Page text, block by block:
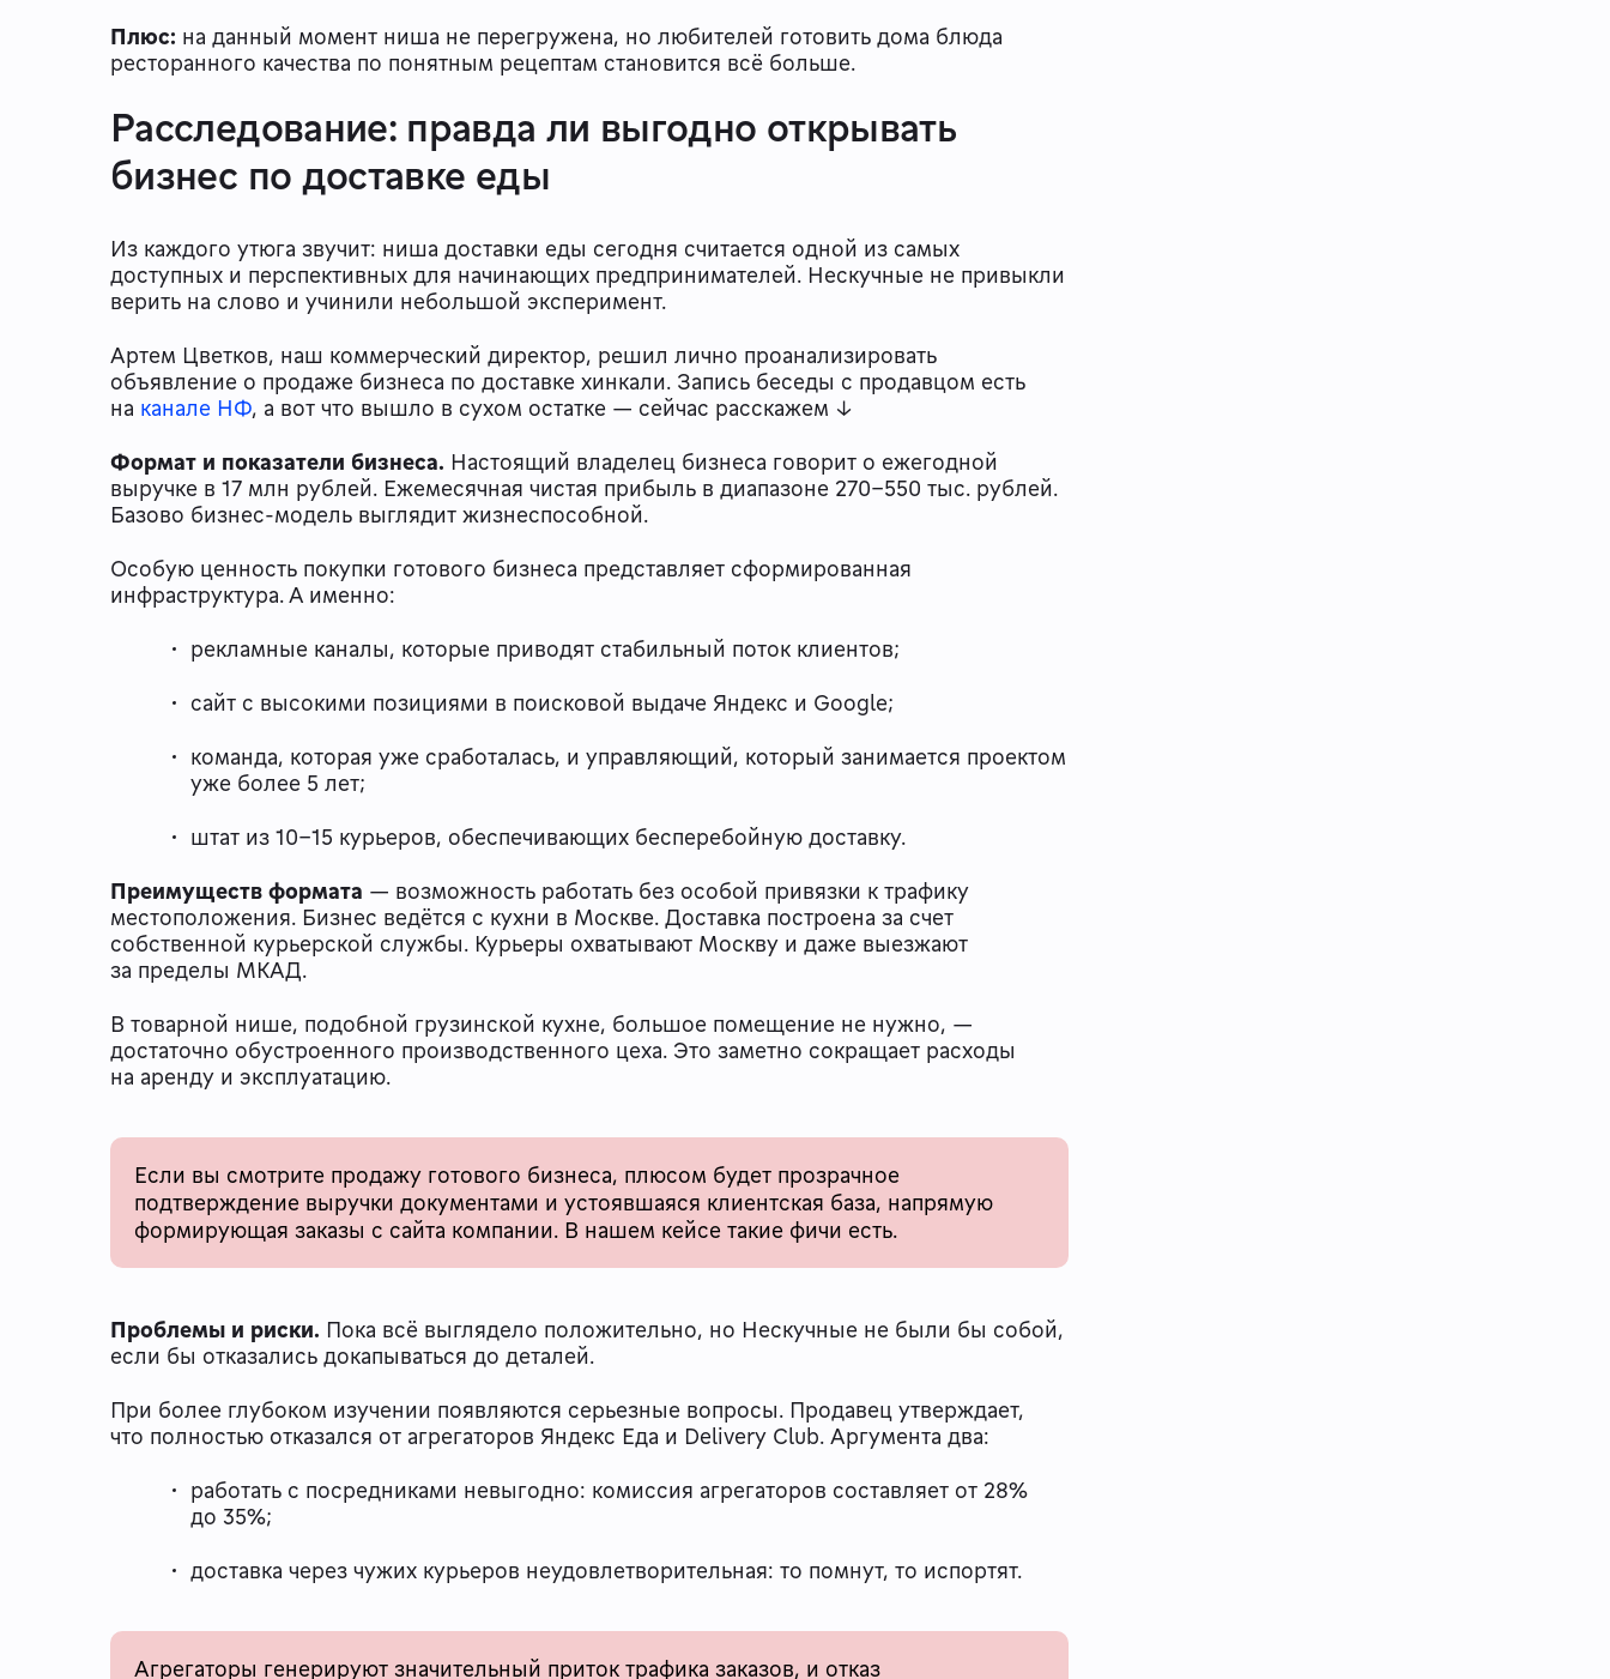
Плюс: на данный момент ниша не перегружена, но любителей готовить дома блюда
ресторанного качества по понятным рецептам становится всё больше.
Расследование: правда ли выгодно открывать
бизнес по доставке еды
Из каждого утюга звучит: ниша доставки еды сегодня считается одной из самых
доступных и перспективных для начинающих предпринимателей. Нескучные не привыкли
верить на слово и учинили небольшой эксперимент.
Артем Цветков, наш коммерческий директор, решил лично проанализировать
объявление о продаже бизнеса по доставке хинкали. Запись беседы с продавцом есть
на канале НФ, а вот что вышло в сухом остатке — сейчас расскажем ↓
Формат и показатели бизнеса. Настоящий владелец бизнеса говорит о ежегодной
выручке в 17 млн рублей. Ежемесячная чистая прибыль в диапазоне 270–550 тыс. рублей.
Базово бизнес-модель выглядит жизнеспособной.
Особую ценность покупки готового бизнеса представляет сформированная
инфраструктура. А именно:
рекламные каналы, которые приводят стабильный поток клиентов;
сайт с высокими позициями в поисковой выдаче Яндекс и Google;
команда, которая уже сработалась, и управляющий, который занимается проектом
уже более 5 лет;
штат из 10–15 курьеров, обеспечивающих бесперебойную доставку.
Преимуществ формата — возможность работать без особой привязки к трафику
местоположения. Бизнес ведётся с кухни в Москве. Доставка построена за счет
собственной курьерской службы. Курьеры охватывают Москву и даже выезжают
за пределы МКАД.
В товарной нише, подобной грузинской кухне, большое помещение не нужно, —
достаточно обустроенного производственного цеха. Это заметно сокращает расходы
на аренду и эксплуатацию.
Если вы смотрите продажу готового бизнеса, плюсом будет прозрачное
подтверждение выручки документами и устоявшаяся клиентская база, напрямую
формирующая заказы с сайта компании. В нашем кейсе такие фичи есть.
Проблемы и риски. Пока всё выглядело положительно, но Нескучные не были бы собой,
если бы отказались докапываться до деталей.
При более глубоком изучении появляются серьезные вопросы. Продавец утверждает,
что полностью отказался от агрегаторов Яндекс Еда и Delivery Club. Аргумента два:
работать с посредниками невыгодно: комиссия агрегаторов составляет от 28%
до 35%;
доставка через чужих курьеров неудовлетворительная: то помнут, то испортят.
Агрегаторы генерируют значительный приток трафика заказов, и отказ